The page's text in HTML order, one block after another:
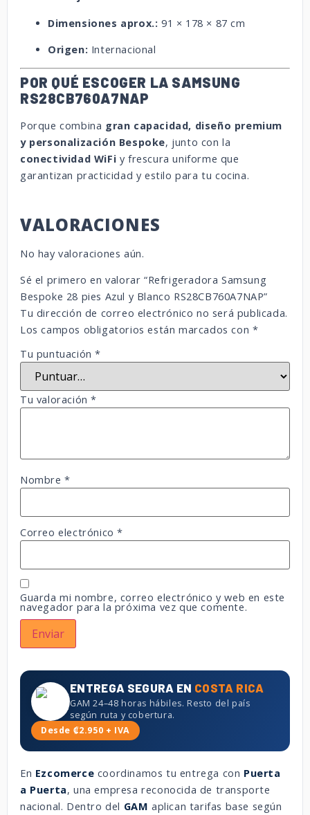
Dimensiones aprox.: 91 × 178 × 87 cm
Origen: Internacional
POR QUÉ ESCOGER LA SAMSUNG
RS28CB760A7NAP
Porque combina gran capacidad, diseño premium
y personalización Bespoke, junto con la
conectividad WiFi y frescura uniforme que
garantizan practicidad y estilo para tu cocina.
VALORACIONES
No hay valoraciones aún.
Sé el primero en valorar “Refrigeradora Samsung
Bespoke 28 pies Azul y Blanco RS28CB760A7NAP”
Tu dirección de correo electrónico no será publicada.
Los campos obligatorios están marcados con *
Tu puntuación*
Tu valoración*
Nombre*
Correo electrónico*
Guarda mi nombre, correo electrónico y web en este
navegador para la próxima vez que comente.
ENTREGA SEGURA EN COSTA RICA
GAM 24–48 horas hábiles. Resto del país
según ruta y cobertura.
Desde ₡2.950 + IVA
En Ezcomerce coordinamos tu entrega con Puerta
a Puerta, una empresa reconocida de transporte
nacional. Dentro del GAM aplican tarifas base según